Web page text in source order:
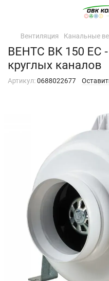
Вентиляция Канальные
ВЕНТС ВК 150 ЕС
круглых каналов
Артикул:0688022677